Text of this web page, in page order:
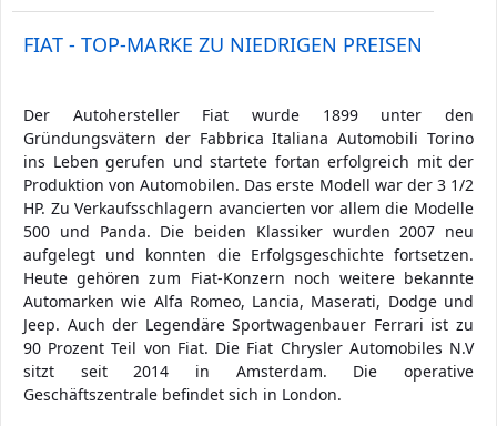
FIAT - TOP-MARKE ZU NIEDRIGEN PREISEN
Der Autohersteller Fiat wurde 1899 unter den
Gründungsvätern der Fabbrica Italiana Automobili Torino
ins Leben gerufen und startete fortan erfolgreich mit der
Produktion von Automobilen. Das erste Modell war der 3 1/2
HP. Zu Verkaufsschlagern avancierten vor allem die Modelle
500 und Panda. Die beiden Klassiker wurden 2007 neu
aufgelegt und konnten die Erfolgsgeschichte fortsetzen.
Heute gehören zum Fiat-Konzern noch weitere bekannte
Automarken wie Alfa Romeo, Lancia, Maserati, Dodge und
Jeep. Auch der Legendäre Sportwagenbauer Ferrari ist zu
90 Prozent Teil von Fiat. Die Fiat Chrysler Automobiles N.V
sitzt seit 2014 in Amsterdam. Die operative
Geschäftszentrale befindet sich in London.